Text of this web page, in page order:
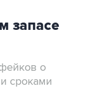
запасе
о
сроками